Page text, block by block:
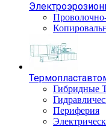
Гибридные
Периферия